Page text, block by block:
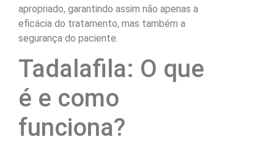
apropriado, garantindo assim não apenas a
eficácia do tratamento, mas também a
segurança do paciente.
Tadalafila: O que
é e como
funciona?